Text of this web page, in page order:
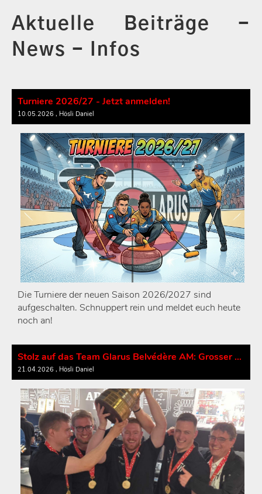
Aktuelle Beiträge -
News - Infos
Turniere 2026/27 - Jetzt anmelden!
10.05.2026 , Hösli Daniel
Die Turniere der neuen Saison 2026/2027 sind
aufgeschalten. Schnuppert rein und meldet euch heute
noch an!
Stolz auf das Team Glarus Belvédère AM: Grosser Empfang für unsere Curling-Helden
21.04.2026 , Hösli Daniel